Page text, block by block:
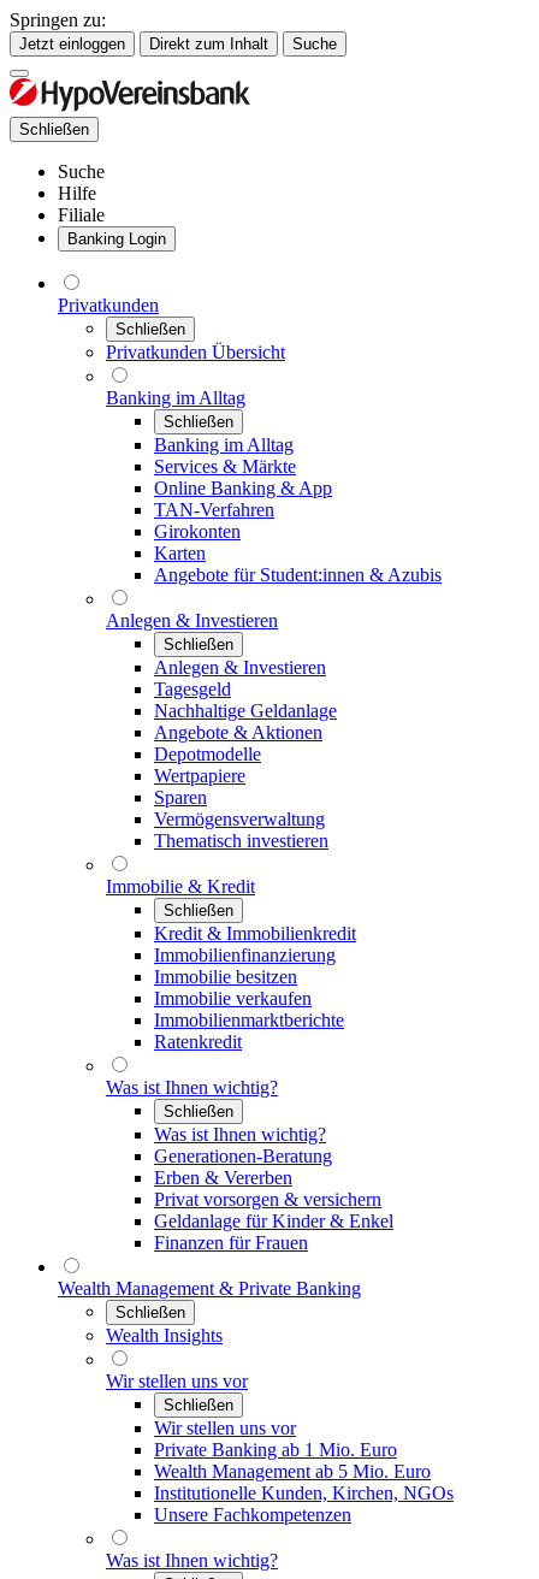
Springen zu:
Jetzt einloggen Direkt zum Inhalt Suche
Schließen
Suche
Hilfe
Filiale
Banking Login
Privatkunden
Schließen
Privatkunden Übersicht
Banking im Alltag
Schließen
Banking im Alltag
Services & Märkte
Online Banking & App
TAN-Verfahren
Girokonten
Karten
Angebote für Student:innen & Azubis
Anlegen & Investieren
Schließen
Anlegen & Investieren
Tagesgeld
Nachhaltige Geldanlage
Angebote & Aktionen
Depotmodelle
Wertpapiere
Sparen
Vermögensverwaltung
Thematisch investieren
Immobilie & Kredit
Schließen
Kredit & Immobilienkredit
Immobilienfinanzierung
Immobilie besitzen
Immobilie verkaufen
Immobilienmarktberichte
Ratenkredit
Was ist Ihnen wichtig?
Schließen
Was ist Ihnen wichtig?
Generationen-Beratung
Erben & Vererben
Privat vorsorgen & versichern
Geldanlage für Kinder & Enkel
Finanzen für Frauen
Wealth Management & Private Banking
Schließen
Wealth Insights
Wir stellen uns vor
Schließen
Wir stellen uns vor
Private Banking ab 1 Mio. Euro
Wealth Management ab 5 Mio. Euro
Institutionelle Kunden, Kirchen, NGOs
Unsere Fachkompetenzen
Was ist Ihnen wichtig?